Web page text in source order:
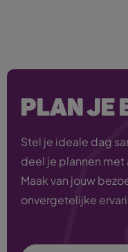
PLAN JE
Stel je ideale dag
deel je plannen met
Maak van jouw
onvergetelijke